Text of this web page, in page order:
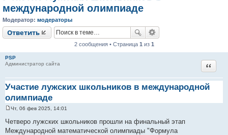
международной олимпиаде
Модератор: модераторы
Ответить
2 сообщения • Страница 1 из 1
PSP
Администратор сайта
Участие лужских школьников в международной
олимпиаде
о
б
Чт, 06 фев 2025, 14:01
Четверо лужских школьников прошли на финальный этап
Международной математической олимпиады "Формула